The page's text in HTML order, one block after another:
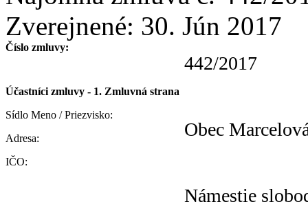
Zverejnené: 30. Jún 2017
Číslo zmluvy:
442/2017
Účastníci zmluvy - 1. Zmluvná strana
Sídlo Meno / Priezvisko:
Adresa:
IČO:
Obec
Námestie